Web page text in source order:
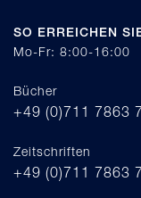
SO ERREICHEN
Mo-Fr: 8:00-16:00
Bücher
+49 (0)711 7863
Zeitschriften
+49 (0)711 7863